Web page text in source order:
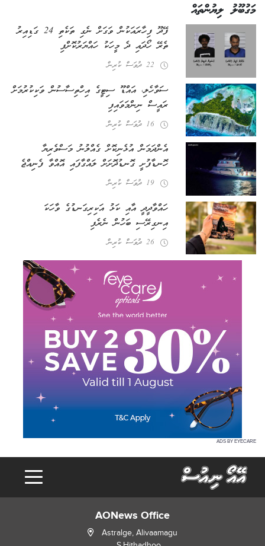
މަގުބޫލު ލިޔުންތައް
ފޭދޫ ފިހާރައަކުން ވަގަށް ނެގި ތަކެތި 24 ގަޑިއިރު
ތެރޭ ހޯދައި ދެ މީހަކު ހައްޔަރުކޮށްފި
22 ދުވަސް ކުރިން
ސަވާހެލި، އައްޑޫ ސިޓީގެ އިހްތިސާސުން ވަކިކުރުމަށް
ރައީސް ނިންމަވައިފި
16 ދުވަސް ކުރިން
އެންދަމަން އުޅެނިކޮށް ގެއްލުނު މަސްވެރިޔާ
ހޮނޑާފުށީ ގޮނޑުދޮށަށް ލައްގާފައި އޮއްވާ ފެނިއްޖެ
19 ދުވަސް ކުރިން
ހައްވާދީދީ އާއި ކަޅު އަކިރިގަނޑުގެ ވާހަކަ
އިނގިރޭސި ބަހުން ނެރެފި
26 ދުވަސް ކުރިން
ADS BY EYECARE
AONews Office
Astralge, Alivaamagu